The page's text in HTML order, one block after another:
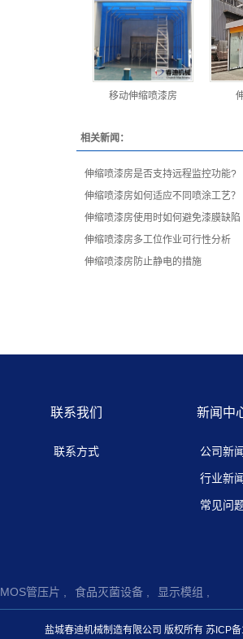
移动伸缩喷漆房
相关新闻：
伸缩喷漆房是否支持远程监控功能?
伸缩喷漆房如何适应不同喷涂工艺？
伸缩喷漆房使用时如何避免漆膜缺陷
伸缩喷漆房多工位作业可行性分析
伸缩喷漆房防止静电的措施
联系我们
联系方式
新闻中
公司新闻
行业新闻
常见问
MOS管压片 , 食品灭菌设备 , 显示模组 ,
盐城春迪机械制造有限公司 版权所有 苏ICP